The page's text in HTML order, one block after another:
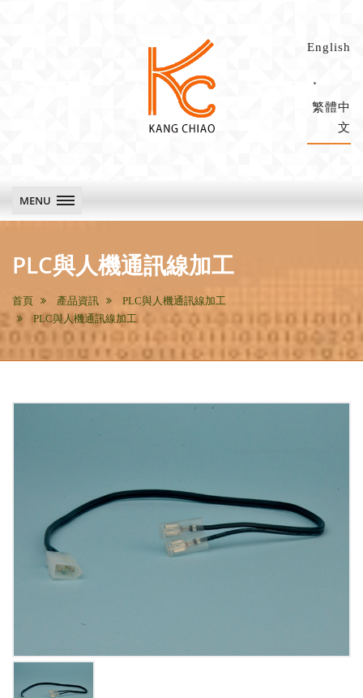
技
English
繁體中
文
MENU
main
PLC與人機通訊線加工
首頁 產品資訊
PLC與人機通訊線加工
PLC與人機通訊線加工